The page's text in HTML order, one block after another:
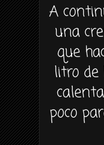
A
una
que
litro de
poco